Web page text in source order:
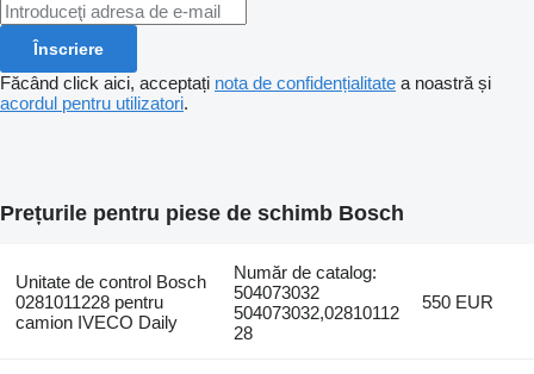
Înscriere
Făcând click aici, acceptați nota de confidențialitate a noastră și
acordul pentru utilizatori.
Prețurile pentru piese de schimb Bosch
Unitate de control Bosch
0281011228 pentru
camion IVECO Daily
Număr de catalog:
504073032
504073032,02810112
28
550 EUR